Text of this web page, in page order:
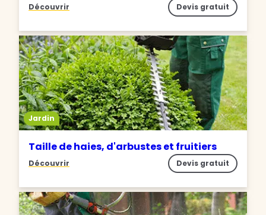
Découvrir Devis gratuit
Jardin
Taille de haies, d'arbustes et fruitiers
Découvrir Devis gratuit